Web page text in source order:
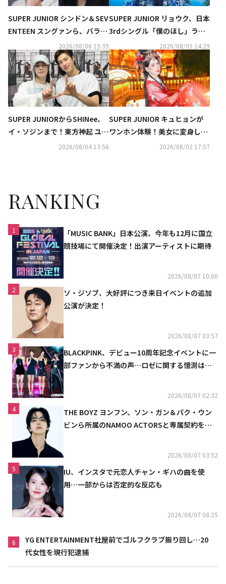
SUPER JUNIOR シンドン＆SEV
ENTEEN スングァンら、バラエ
ティ番組「大脱出」新シーズン
に出演決定
2026/08/06 15:39
SUPER JUNIOR リョウク、日本
3rdシングル「僕のほし」ライ
ブクリップ公開…東京公演にも
期待
2026/08/05 14:29
SUPER JUNIORからSHINee、
イ・ソジンまで！東方神起 ユン
ホの初ソロコンサートに豪華芸
2026/08/04 13:56
SUPER JUNIOR キュヒョンが
ワンホン体験！美女に変身した
姿が話題に（動画あり）
2026/08/02 17:57
RANKING
1
「MUSIC BANK」日本公演、今年も12月に国立
競技場にて開催決定！出演アーティストに期待
2026/08/07 10:00
2
ソ・ジソブ、大好評につき来日イベントの追加
公演が決定！
2026/08/07 03:57
3
BLACKPINK、デビュー10周年記念イベントに一
部ファンから不満の声…ロゼに関する憶測は否
2026/08/07 02:32
4
THE BOYZ ヨンフン、ソン・ガン＆パク・ウン
ビンら所属のNAMOO ACTORSと専属契約を締
2026/08/07 03:52
5
IU、インスタで元恋人チャン・ギハの曲を使
用…一部からは否定的な反応も
2026/08/07 08:25
6
YG ENTERTAINMENT社屋前でゴルフクラブ振り回し…20
代女性を現行犯逮捕